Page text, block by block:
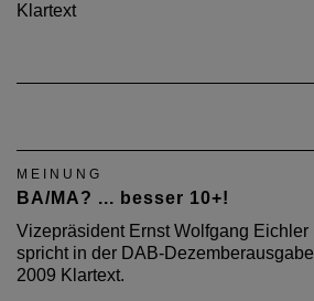
Klartext
MEINUNG
BA/MA? ... besser 10+!
Vizepräsident Ernst Wolfgang Eichler
spricht in der DAB-Dezemberausgabe
2009 Klartext.